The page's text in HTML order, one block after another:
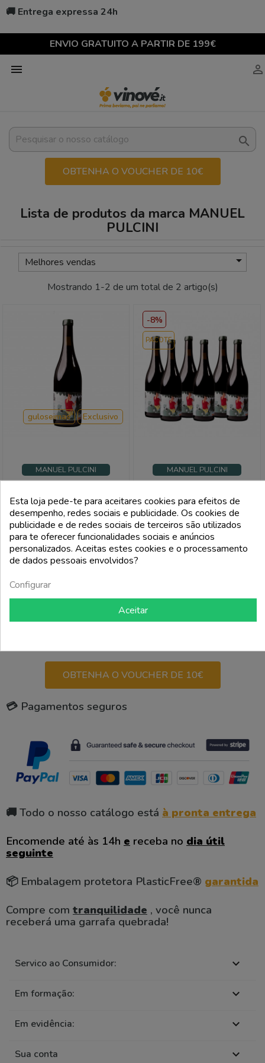
🚚 Entrega expressa 24h
ENVIO GRATUITO A PARTIR DE 199€
 

OBTENHA O VOUCHER DE 10€
Lista de produtos da marca MANUEL
PULCINI
Melhores vendas 
Mostrando 1-2 de um total de 2 artigo(s)
MANUEL PULCINI
Manuel Pulcini
Preço
27,00 €
guloseimas Exclusivo
add_shopping_cart
MANUEL PULCINI
Manuel Pulcini (6 Garrafas)
Preço
143,52 €Preço
normal
156,00 €
add_shopping_cart
-8%
PACOTE
CUPOM DE DESCONTO DE 10€PARA A SUA PRIMEIRA
OBTENHA O VOUCHER DE 10€
💳 Pagamentos seguros
🚚 Todo o nosso catálogo está à pronta entrega
Encomende até às 14h e receba no dia útil
seguinte
📦 Embalagem protetora PlasticFree® garantida
Compre com tranquilidade , você nunca
receberá uma garrafa quebrada!
Servico ao Consumidor: 
Em formação: 
Em evidência: 
Sua conta 
Esta loja pede-te para aceitares cookies para efeitos de
desempenho, redes sociais e publicidade. Os cookies de
publicidade e de redes sociais de terceiros são utilizados
para te oferecer funcionalidades sociais e anúncios
personalizados. Aceitas estes cookies e o processamento
de dados pessoais envolvidos?
Configurar
Aceitar